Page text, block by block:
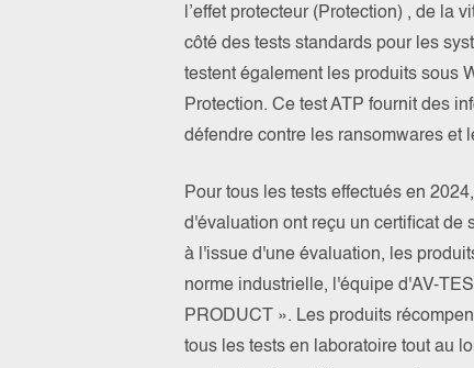
l’effet protecteur (Protection) , de la
côté des tests standards pour les
testent également les produits sous
Protection. Ce test ATP fournit des
défendre contre les ransomwares et
Pour tous les tests effectués en
d'évaluation ont reçu un certificat de
à l'issue d'une évaluation, les
norme industrielle, l'équipe d'AV-
PRODUCT ». Les produits
tous les tests en laboratoire tout au